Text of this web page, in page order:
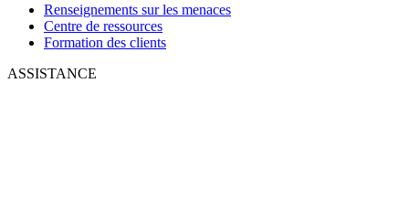
Renseignements sur les menaces
Centre de ressources
Formation des clients
ASSISTANCE